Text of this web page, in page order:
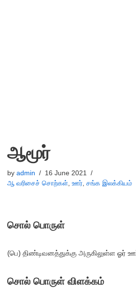
ஆமூர்
by admin
16 June 2021
ஆ வரிசைச் சொற்கள், ஊர், சங்க இலக்கியம்
சொல் பொருள்
(பெ) திண்டிவனத்துக்கு அருகிலுள்ள ஓர்
சொல் பொருள் விளக்கம்